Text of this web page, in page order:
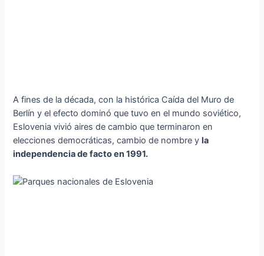
A fines de la década, con la histórica Caída del Muro de
Berlín y el efecto dominó que tuvo en el mundo soviético,
Eslovenia vivió aires de cambio que terminaron en
elecciones democráticas, cambio de nombre yla
independencia de facto en 1991.